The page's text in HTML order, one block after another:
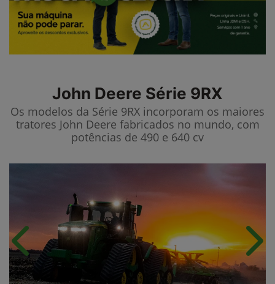
John Deere Série 9RX
Os modelos da Série 9RX incorporam os maiores
tratores John Deere fabricados no mundo, com
potências de 490 e 640 cv
Anterior